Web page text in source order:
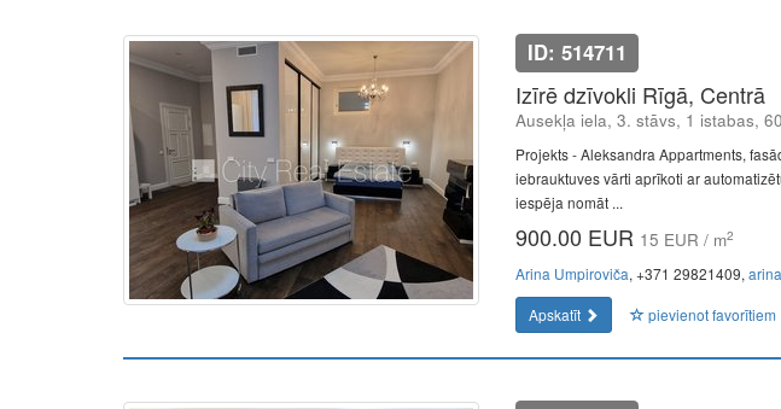
ID: 514711
Izīrē dzīvokli Rīgā, Centrā
Ausekļa iela, 3. stāvs, 1 istabas,
Projekts - Aleksandra Appartments,
iebrauktuves vārti aprīkoti ar
iespēja nomāt ...
900.00 EUR 15 EUR / m2
Arina Umpiroviča, +371 29821409,
Apskatīt
pievienot favorītiem